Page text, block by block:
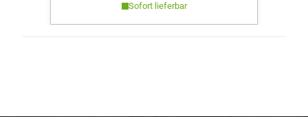
Sofort lieferbar